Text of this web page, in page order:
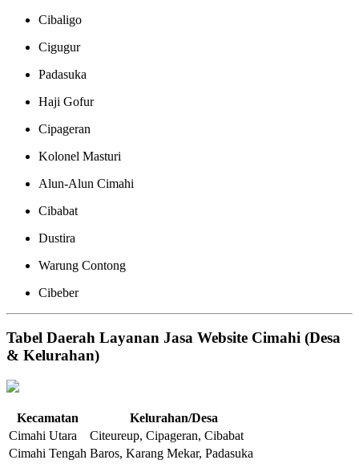
Cibaligo
Cigugur
Padasuka
Haji Gofur
Cipageran
Kolonel Masturi
Alun-Alun Cimahi
Cibabat
Dustira
Warung Contong
Cibeber
Tabel Daerah Layanan Jasa Website Cimahi (Desa
& Kelurahan)
Kecamatan
Kelurahan/Desa
Cimahi Utara
Citeureup, Cipageran, Cibabat
Cimahi Tengah Baros, Karang Mekar, Padasuka